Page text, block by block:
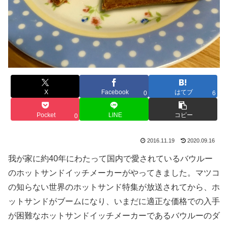
X Facebook 0 はてブ 6
Pocket 0 LINE コピー
2016.11.19 2020.09.16
我が家に約40年にわたって国内で愛されているバウルー
のホットサンドイッチメーカーがやってきました。マツコ
の知らない世界のホットサンド特集が放送されてから、ホ
ットサンドがブームになり、いまだに適正な価格での入手
が困難なホットサンドイッチメーカーであるバウルーのダ